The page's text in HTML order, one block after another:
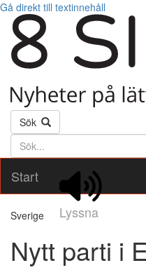
Gå direkt till textinnehåll
Sök
Söktext
Start
Lyssna
Sverige
Nytt parti i